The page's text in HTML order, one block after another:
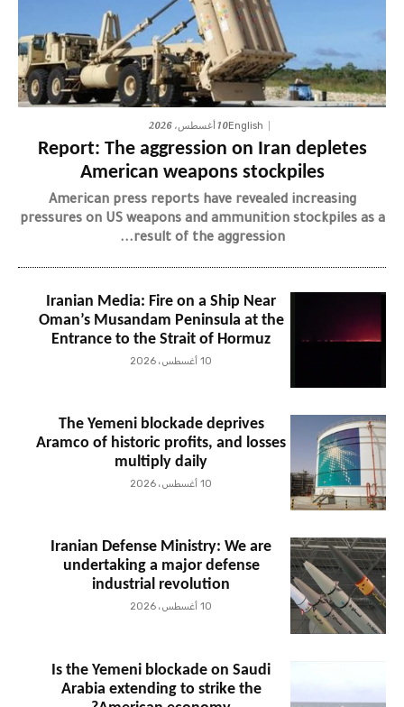
English10 أغسطس، 2026
Report: The aggression on Iran depletes
American weapons stockpiles
American press reports have revealed increasing
pressures on US weapons and ammunition stockpiles as a
result of the aggression...
Iranian Media: Fire on a Ship Near
Oman’s Musandam Peninsula at the
Entrance to the Strait of Hormuz
10 أغسطس، 2026
The Yemeni blockade deprives
Aramco of historic profits, and losses
multiply daily
10 أغسطس، 2026
Iranian Defense Ministry: We are
undertaking a major defense
industrial revolution
10 أغسطس، 2026
Is the Yemeni blockade on Saudi
Arabia extending to strike the